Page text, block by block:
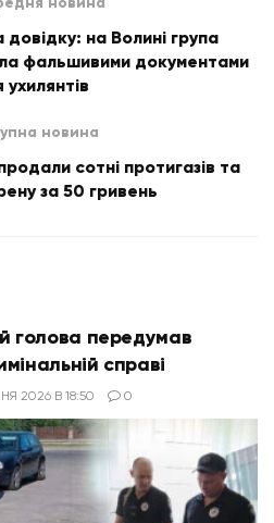
довідку: на Волині група
фальшивими документами
ухилянтів
новина
сотні протигазів та
за 50 гривень
голова передумав
справі
2026 В 18:50 0